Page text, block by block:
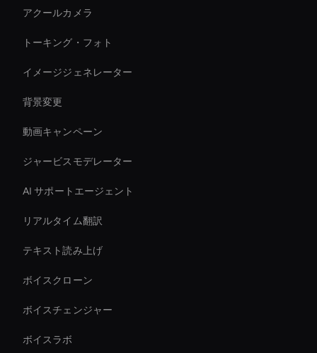
アクールカメラ
トーキング・フォト
イメージジェネレーター
背景変更
動画キャンペーン
ジャービスモデレーター
AI サポートエージェント
リアルタイム翻訳
テキスト読み上げ
ボイスクローン
ボイスチェンジャー
ボイスラボ